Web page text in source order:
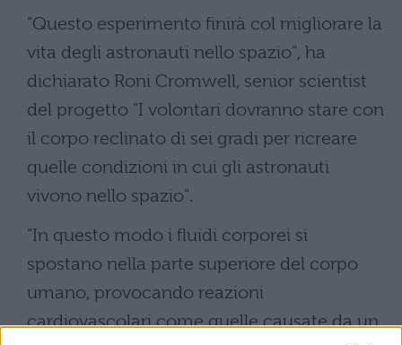
"Questo esperimento finirà col migliorare la
vita degli astronauti nello spazio", ha
dichiarato Roni Cromwell, senior scientist
del progetto "I volontari dovranno stare con
il corpo reclinato di sei gradi per ricreare
quelle condizioni in cui gli astronauti
vivono nello spazio".
"In questo modo i fluidi corporei si
spostano nella parte superiore del corpo
umano, provocando reazioni
cardiovascolari come quelle causate da un